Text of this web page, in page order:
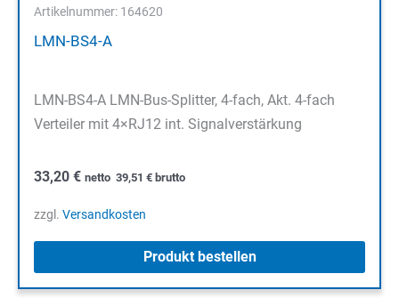
Artikelnummer: 164620
LMN-BS4-A
LMN-BS4-A LMN-Bus-Splitter, 4-fach, Akt. 4-fach
Verteiler mit 4×RJ12 int. Signalverstärkung
33,20 € netto 39,51 € brutto
zzgl. Versandkosten
Produkt bestellen